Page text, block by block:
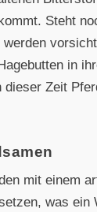
Steht
in
Zeit
mit einem
was